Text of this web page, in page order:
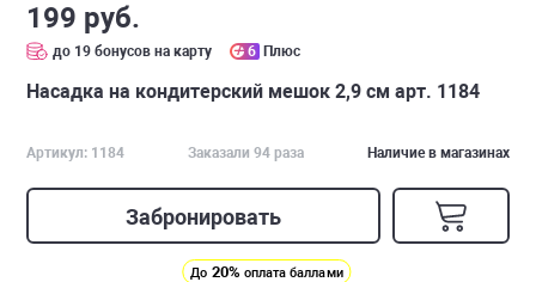
199 руб.
до 19 бонусов на карту 6 Плюс
Насадка на кондитерский мешок 2,9 см арт. 1184
Артикул: 1184 Заказали 94 раза Наличие в магазинах
Забронировать
До 20% оплата баллами